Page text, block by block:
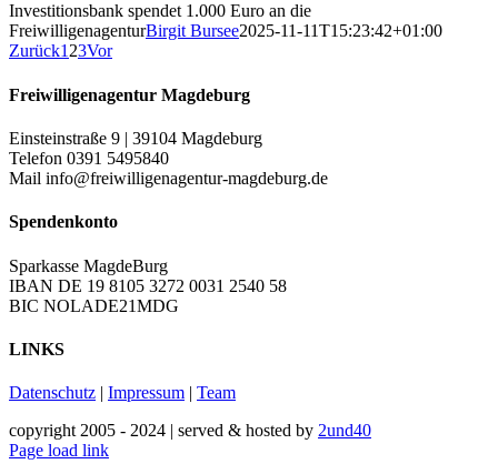
Investitionsbank spendet 1.000 Euro an die
FreiwilligenagenturBirgit Bursee2025-11-11T15:23:42+01:00
Zurück123Vor
Freiwilligenagentur Magdeburg
Einsteinstraße 9 | 39104 Magdeburg
Telefon 0391 5495840
Mail info@freiwilligenagentur-magdeburg.de
Spendenkonto
Sparkasse MagdeBurg
IBAN DE 19 8105 3272 0031 2540 58
BIC NOLADE21MDG
LINKS
Datenschutz | Impressum | Team
copyright 2005 - 2024 | served & hosted by 2und40
Facebook
Instagram
YouTube
Page load link